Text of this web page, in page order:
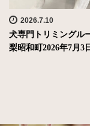
2026.7.10
犬専門トリミングル
梨昭和町2026年7月3